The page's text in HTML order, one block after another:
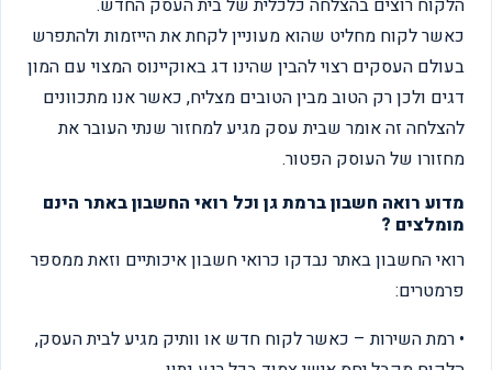
הלקוח רוצים בהצלחה כלכלית של בית העסק החדש.
כאשר לקוח מחליט שהוא מעוניין לקחת את הייזמות ולהתפרש
בעולם העסקים רצוי להבין שהינו דג באוקיינוס המצוי עם המון
דגים ולכן רק הטוב מבין הטובים מצליח, כאשר אנו מתכוונים
להצלחה זה אומר שבית עסק מגיע למחזור שנתי העובר את
מחזורו של העוסק הפטור.
מדוע רואה חשבון ברמת גן וכל רואי החשבון באתר הינם
מומלצים ?
רואי החשבון באתר נבדקו כרואי חשבון איכותיים וזאת ממספר
פרמטרים:
• רמת השירות – כאשר לקוח חדש או וותיק מגיע לבית העסק,